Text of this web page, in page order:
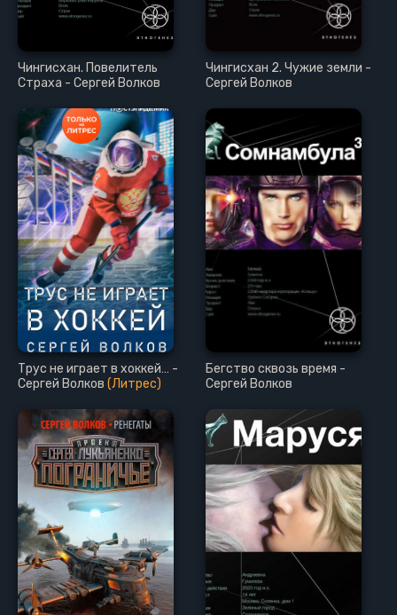
Чингисхан. Повелитель
Страха - Сергей Волков
Чингисхан 2. Чужие земли -
Сергей Волков
Трус не играет в хоккей… -
Сергей Волков (Литрес)
Бегство сквозь время -
Сергей Волков